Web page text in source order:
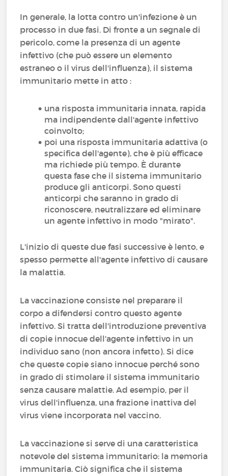
In generale, la lotta contro un'infezione è un
processo in due fasi. Di fronte a un segnale di
pericolo, come la presenza di un agente
infettivo (che può essere un elemento
estraneo o il virus dell'influenza), il sistema
immunitario mette in atto :
una risposta immunitaria innata, rapida
ma indipendente dall'agente infettivo
coinvolto;
poi una risposta immunitaria adattiva (o
specifica dell'agente), che è più efficace
ma richiede più tempo. È durante
questa fase che il sistema immunitario
produce gli anticorpi. Sono questi
anticorpi che saranno in grado di
riconoscere, neutralizzare ed eliminare
un agente infettivo in modo "mirato".
L'inizio di queste due fasi successive è lento, e
spesso permette all'agente infettivo di causare
la malattia.
La vaccinazione consiste nel preparare il
corpo a difendersi contro questo agente
infettivo. Si tratta dell'introduzione preventiva
di copie innocue dell'agente infettivo in un
individuo sano (non ancora infetto). Si dice
che queste copie siano innocue perché sono
in grado di stimolare il sistema immunitario
senza causare malattie. Ad esempio, per il
virus dell'influenza, una frazione inattiva del
virus viene incorporata nel vaccino.
La vaccinazione si serve di una caratteristica
notevole del sistema immunitario: la memoria
immunitaria. Ciò significa che il sistema